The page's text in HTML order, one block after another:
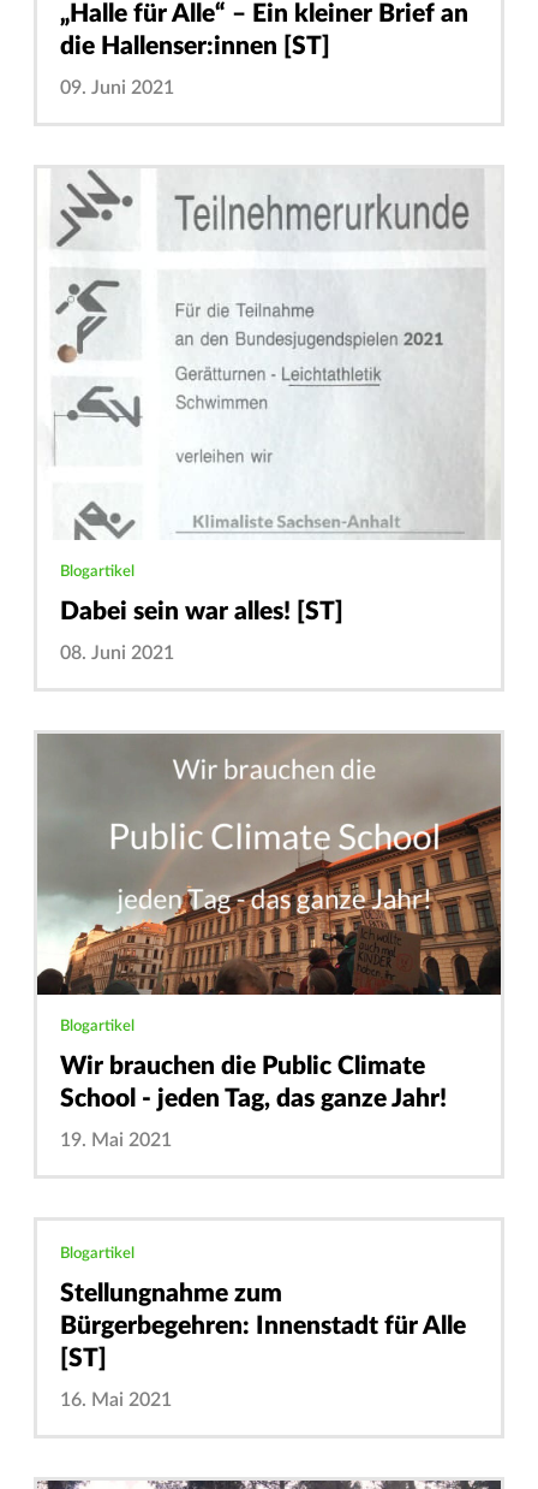
„Halle für Alle“ – Ein kleiner Brief an
die Hallenser:innen [ST]
09. Juni 2021
Blogartikel
Dabei sein war alles! [ST]
08. Juni 2021
Blogartikel
Wir brauchen die Public Climate
School - jeden Tag, das ganze Jahr!
19. Mai 2021
Blogartikel
Stellungnahme zum
Bürgerbegehren: Innenstadt für Alle
[ST]
16. Mai 2021